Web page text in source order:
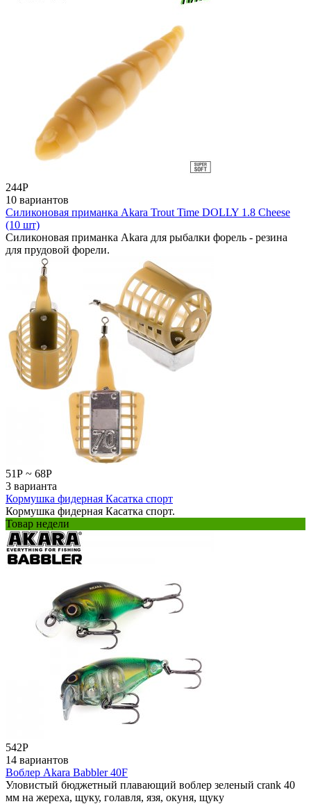
244Р
10 вариантов
Силиконовая приманка Akara Trout Time DOLLY 1.8 Cheese
(10 шт)
Силиконовая приманка Akara для рыбалки форель - резина
для прудовой форели.
51Р ~ 68Р
3 варианта
Кормушка фидерная Касатка спорт
Кормушка фидерная Касатка спорт.
Товар недели
542Р
14 вариантов
Воблер Akara Babbler 40F
Уловистый бюджетный плавающий воблер зеленый crank 40
мм на жереха, щуку, голавля, язя, окуня, щуку